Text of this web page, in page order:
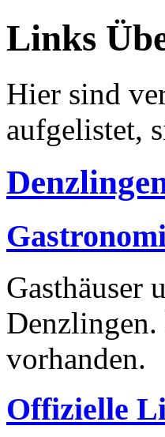
Links
Hier sind
aufgelistet,
Gasthäuser
vorhanden.
Offizielle